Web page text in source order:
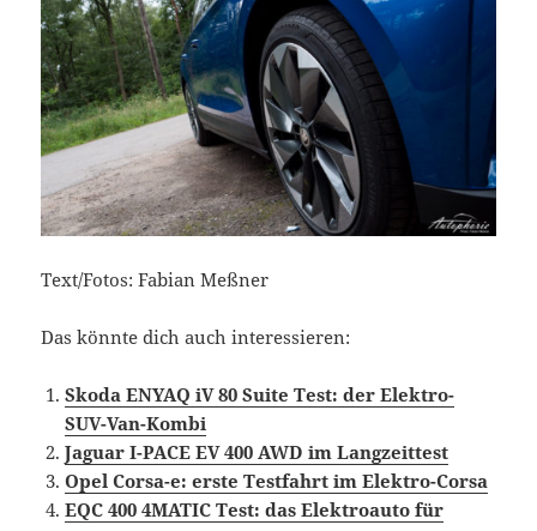
Text/Fotos: Fabian Meßner
Das könnte dich auch interessieren:
Skoda ENYAQ iV 80 Suite Test: der Elektro-
SUV-Van-Kombi
Jaguar I-PACE EV 400 AWD im Langzeittest
Opel Corsa-e: erste Testfahrt im Elektro-Corsa
EQC 400 4MATIC Test: das Elektroauto für